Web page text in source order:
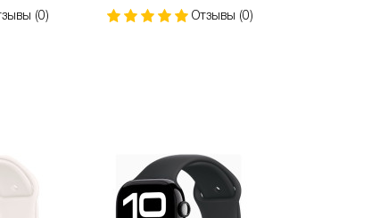
(0) Отзывы (0)